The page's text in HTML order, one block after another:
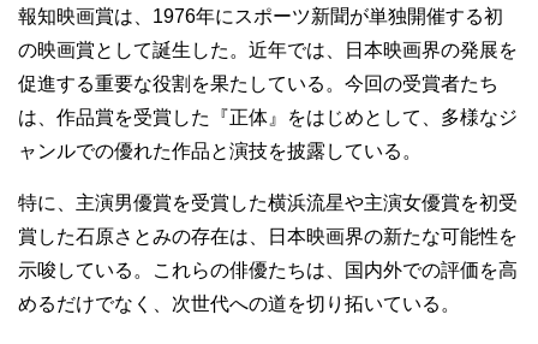
報知映画賞は、1976年にスポーツ新聞が単独開催する初
の映画賞として誕生した。近年では、日本映画界の発展を
促進する重要な役割を果たしている。今回の受賞者たち
は、作品賞を受賞した『正体』をはじめとして、多様なジ
ャンルでの優れた作品と演技を披露している。
特に、主演男優賞を受賞した横浜流星や主演女優賞を初受
賞した石原さとみの存在は、日本映画界の新たな可能性を
示唆している。これらの俳優たちは、国内外での評価を高
めるだけでなく、次世代への道を切り拓いている。